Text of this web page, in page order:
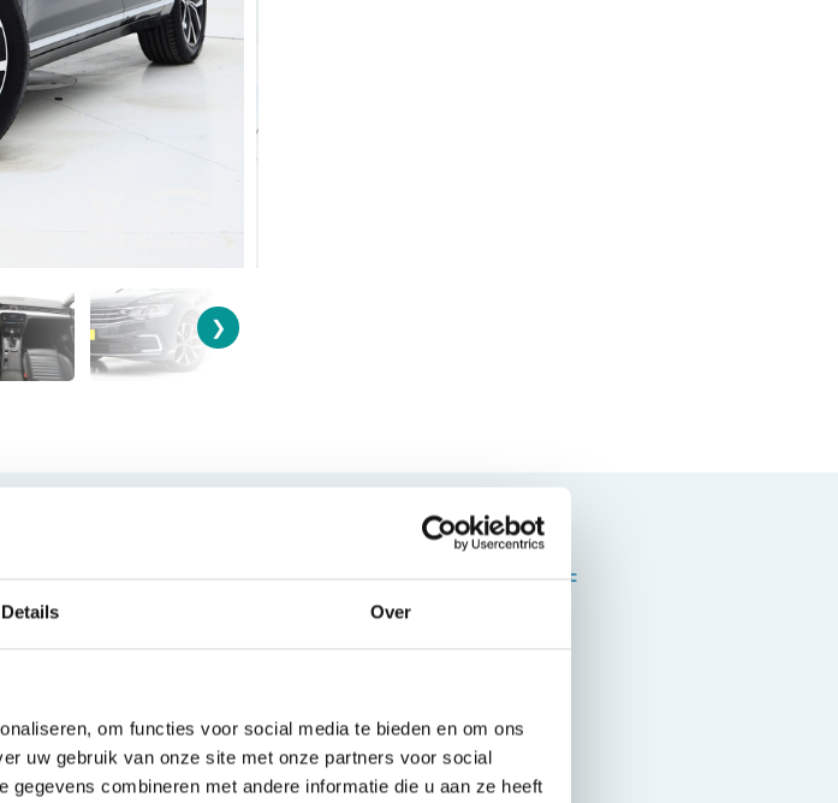
Details Over
om functies voor social media te bieden en om ons
uw gebruik van onze site met onze partners voor social
combineren met andere informatie die u aan ze heeft
❯
BOUWJAAR BRANDSTOF